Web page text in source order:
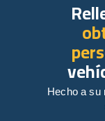
Hecho a su